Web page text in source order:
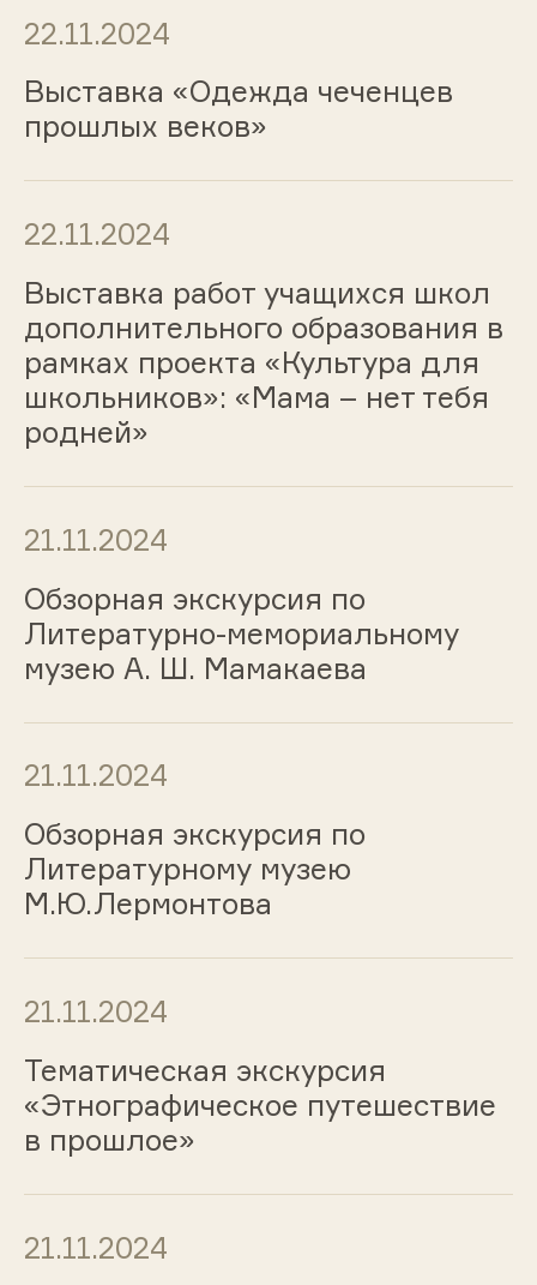
22.11.2024
Выставка «Одежда чеченцев
прошлых веков»
22.11.2024
Выставка работ учащихся школ
дополнительного образования в
рамках проекта «Культура для
школьников»: «Мама – нет тебя
родней»
21.11.2024
Обзорная экскурсия по
Литературно-мемориальному
музею А. Ш. Мамакаева
21.11.2024
Обзорная экскурсия по
Литературному музею
М.Ю.Лермонтова
21.11.2024
Тематическая экскурсия
«Этнографическое путешествие
в прошлое»
21.11.2024